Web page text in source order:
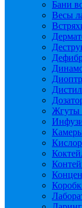
Бани
Весы
Жгуты